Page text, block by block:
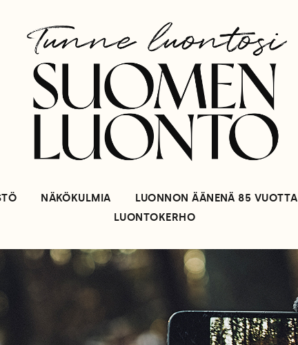
NÄKÖKULMIA LUONNON ÄÄNENÄ 85 VUOTTA
LUONTOKERHO